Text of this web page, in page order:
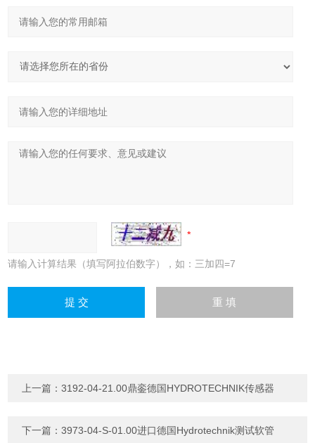
请输入计算结果（填写阿拉伯数字），如：三加四=7
上一篇：3192-04-21.00鼎銮德国HYDROTECHNIK传感器
下一篇：3973-04-S-01.00进口德国Hydrotechnik测试软管